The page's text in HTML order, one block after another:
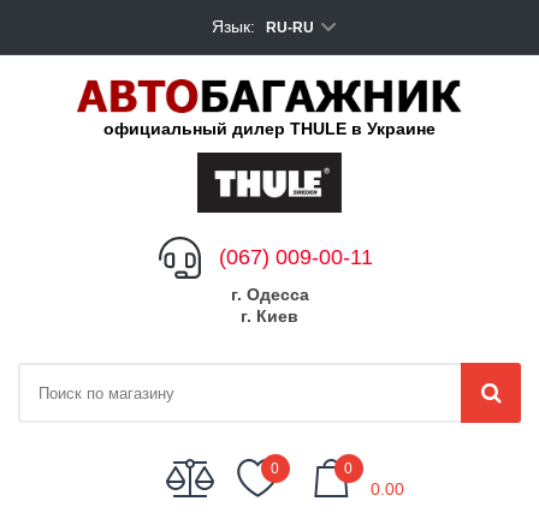
Язык: RU-RU
официальный дилер THULE в Украине
(067) 009-00-11
г. Одесса
г. Киев
0 0
0.00